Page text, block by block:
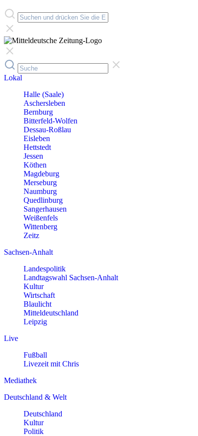
Lokal
Halle (Saale)
Aschersleben
Bernburg
Bitterfeld-Wolfen
Dessau-Roßlau
Eisleben
Hettstedt
Jessen
Köthen
Magdeburg
Merseburg
Naumburg
Quedlinburg
Sangerhausen
Weißenfels
Wittenberg
Zeitz
Sachsen-Anhalt
Landespolitik
Landtagswahl Sachsen-Anhalt
Kultur
Wirtschaft
Blaulicht
Mitteldeutschland
Leipzig
Live
Fußball
Livezeit mit Chris
Mediathek
Deutschland & Welt
Deutschland
Kultur
Politik